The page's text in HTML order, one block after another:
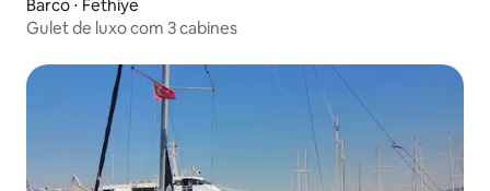
Barco ⋅ Fethiye
Gulet de luxo com 3 cabines